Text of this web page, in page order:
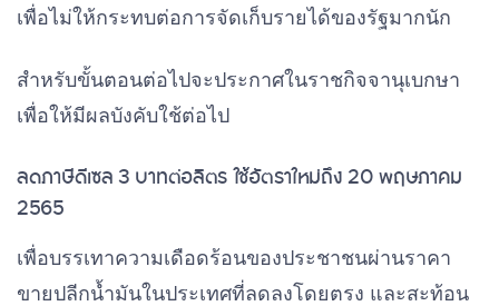
เพื่อไม่ให้กระทบต่อการจัดเก็บรายได้ของรัฐมากนัก
สำหรับขั้นตอนต่อไปจะประกาศในราชกิจจานุเบกษา
เพื่อให้มีผลบังคับใช้ต่อไป
ลดภาษีดีเซล 3 บาทต่อลิตร ใช้อัตราใหม่ถึง 20 พฤษภาคม
2565
เพื่อบรรเทาความเดือดร้อนของประชาชนผ่านราคา
ขายปลีกน้ำมันในประเทศที่ลดลงโดยตรง และสะท้อน